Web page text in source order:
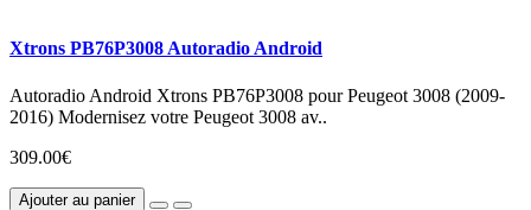
Xtrons PB76P3008 Autoradio Android
Autoradio Android Xtrons PB76P3008 pour Peugeot 3008 (2009-
2016) Modernisez votre Peugeot 3008 av..
309.00€
Ajouter au panier